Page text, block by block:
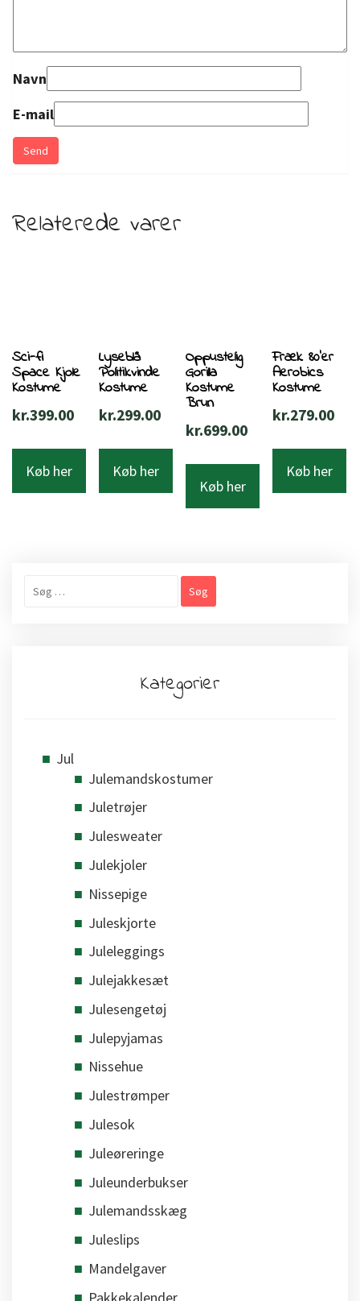
Navn
E-mail
Relaterede varer
Sci-fi
Space Kjole
Kostume
kr.399.00
Køb her
Lyseblå
Politikvinde
Kostume
kr.299.00
Køb her
Oppustelig
Gorilla
Kostume
Brun
kr.699.00
Køb her
Fræk 80’er
Aerobics
Kostume
kr.279.00
Køb her
efter:
Kategorier
Jul
Julemandskostumer
Juletrøjer
Julesweater
Julekjoler
Nissepige
Juleskjorte
Juleleggings
Julejakkesæt
Julesengetøj
Julepyjamas
Nissehue
Julestrømper
Julesok
Juleøreringe
Juleunderbukser
Julemandsskæg
Juleslips
Mandelgaver
Pakkekalender